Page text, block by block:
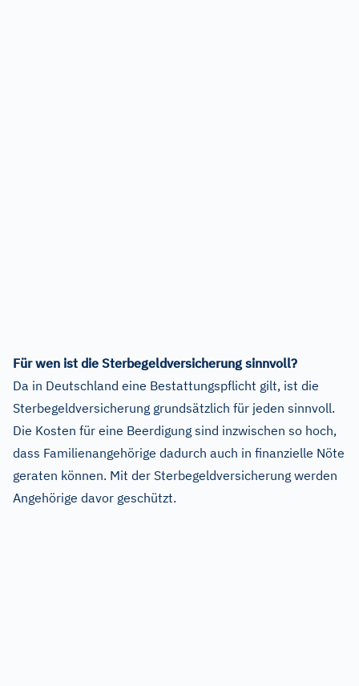
Für wen ist die Sterbegeldversicherung sinnvoll?
Da in Deutschland eine Bestattungspflicht gilt, ist die
Sterbegeldversicherung grundsätzlich für jeden sinnvoll.
Die Kosten für eine Beerdigung sind inzwischen so hoch,
dass Familienangehörige dadurch auch in finanzielle Nöte
geraten können. Mit der Sterbegeldversicherung werden
Angehörige davor geschützt.